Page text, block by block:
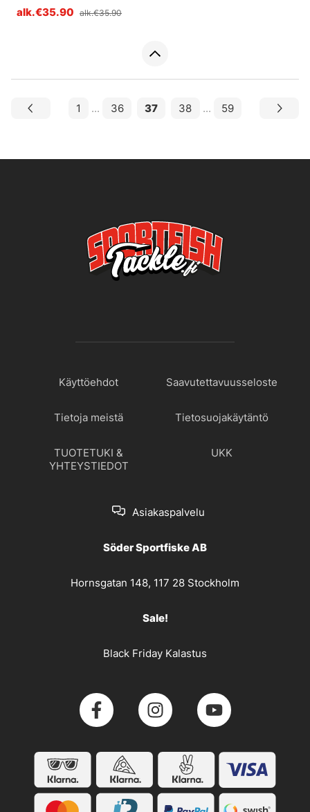
alk.€35.90 alk.€35.90
1 ... 36 37 38 ... 59
Käyttöehdot Saavutettavuusseloste
Tietoja meistä Tietosuojakäytäntö
TUOTETUKI &
YHTEYSTIEDOT
UKK
Asiakaspalvelu
Söder Sportfiske AB
Hornsgatan 148, 117 28 Stockholm
Sale!
Black Friday Kalastus